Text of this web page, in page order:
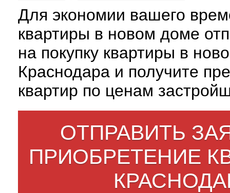
Для экономии вашего
квартиры в новом доме
на покупку квартиры в
Краснодара и получите
квартир по ценам
ОТПРАВИТЬ
ПРИОБРЕТЕНИЕ